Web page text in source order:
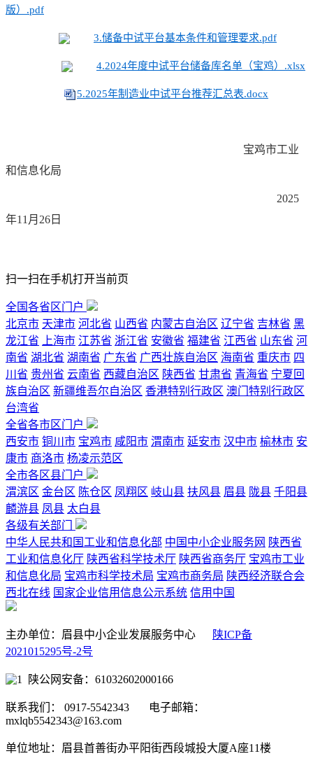
版）.pdf
3.储备中试平台基本条件和管理要求.pdf
4.2024年度中试平台储备库名单（宝鸡）.xlsx
5.2025年制造业中试平台推荐汇总表.docx
宝鸡市工业
和信息化局
2025
年11月26日
扫一扫在手机打开当前页
全国各省区门户
北京市 天津市 河北省 山西省 内蒙古自治区 辽宁省 吉林省 黑
龙江省
上海市 江苏省 浙江省 安徽省 福建省 江西省 山东省 河
南省 湖北省 湖南省 广东省 广西壮族自治区 海南省 重庆市 四
川省 贵州省 云南省 西藏自治区 陕西省 甘肃省 青海省 宁夏回
族自治区 新疆维吾尔自治区 香港特别行政区 澳门特别行政区
台湾省
全省各市区门户
西安市 铜川市 宝鸡市 咸阳市 渭南市 延安市 汉中市 榆林市 安
康市 商洛市 杨凌示范区
全市各区县门户
渭滨区 金台区 陈仓区 凤翔区 岐山县 扶风县 眉县 陇县 千阳县
麟游县 凤县 太白县
各级有关部门
中华人民共和国工业和信息化部 中国中小企业服务网 陕西省
工业和信息化厅 陕西省科学技术厅 陕西省商务厅 宝鸡市工业
和信息化局 宝鸡市科学技术局 宝鸡市商务局 陕西经济联合会
西北在线 国家企业信用信息公示系统 信用中国
主办单位：眉县中小企业发展服务中心
陕ICP备
2021015295号-2号
陕公网安备：61032602000166
联系我们： 0917-5542343 电子邮箱：
mxlqb5542343@163.com
单位地址：眉县首善街办平阳街西段城投大厦A座11楼